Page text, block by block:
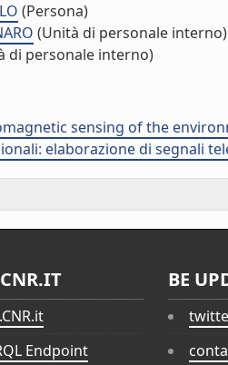
(Persona)
(Unità di personale interno)
di personale interno)
sensing of the
elaborazione di segnali
Endpoint
BE